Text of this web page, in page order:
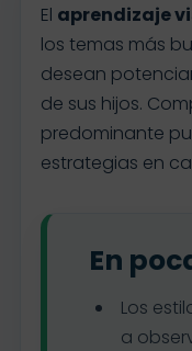
El aprendizaje
los temas más
desean
de sus hijos.
predominante
estrategias en
En
Los
a